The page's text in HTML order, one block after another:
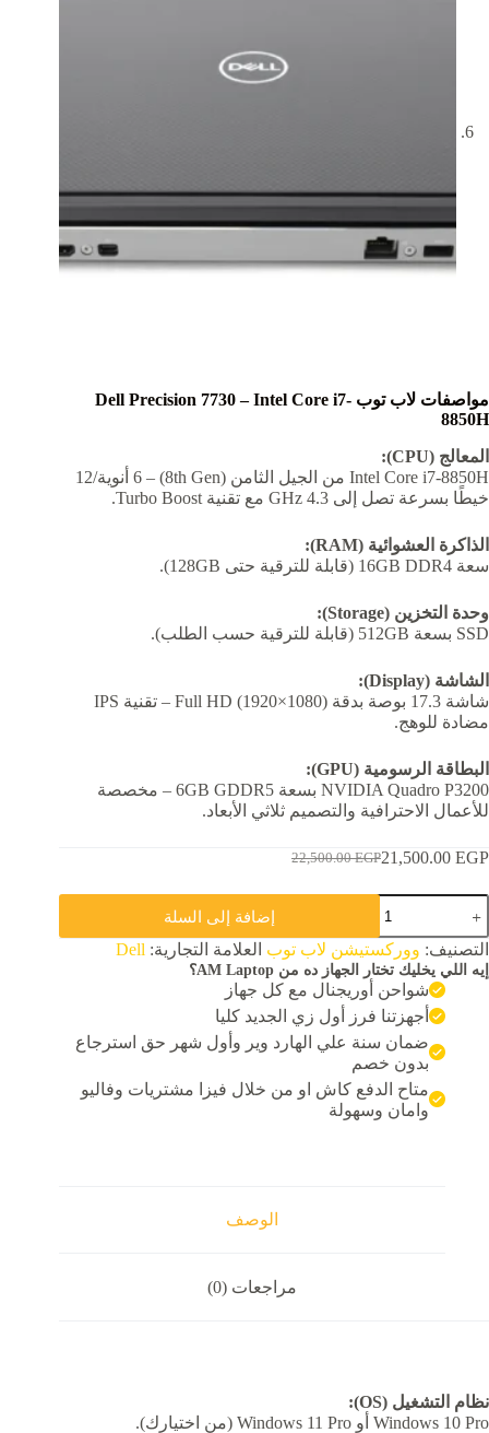
مواصفات لاب توب Dell Precision 7730 – Intel Core i7-
8850H
المعالج (CPU):
Intel Core i7-8850H من الجيل الثامن (8th Gen) – 6 أنوية/12
خيطًا بسرعة تصل إلى 4.3 GHz مع تقنية Turbo Boost.
الذاكرة العشوائية (RAM):
سعة 16GB DDR4 (قابلة للترقية حتى 128GB).
وحدة التخزين (Storage):
SSD بسعة 512GB (قابلة للترقية حسب الطلب).
الشاشة (Display):
شاشة 17.3 بوصة بدقة Full HD (1920×1080) – تقنية IPS
مضادة للوهج.
البطاقة الرسومية (GPU):
NVIDIA Quadro P3200 بسعة 6GB GDDR5 – مخصصة
للأعمال الاحترافية والتصميم ثلاثي الأبعاد.
22,500.00EGP
السعر
هو:
21,500.00 EGP
السعر
هو:
كمية
Dell
Precision
7730
Intel
512GB
إضافة إلى السلة
التصنيف: ووركستيشن لاب توب العلامة التجارية: Dell
إيه اللي يخليك تختار الجهاز ده من AM Laptop؟
شواحن أوريجنال مع كل جهاز
أجهزتنا فرز أول زي الجديد كليا
ضمان سنة علي الهارد وير وأول شهر حق استرجاع
بدون خصم
متاح الدفع كاش او من خلال فيزا مشتريات وفاليو
وامان وسهولة
الوصف
مراجعات (0)
نظام التشغيل (OS):
Windows 10 Pro أو Windows 11 Pro (من اختيارك).